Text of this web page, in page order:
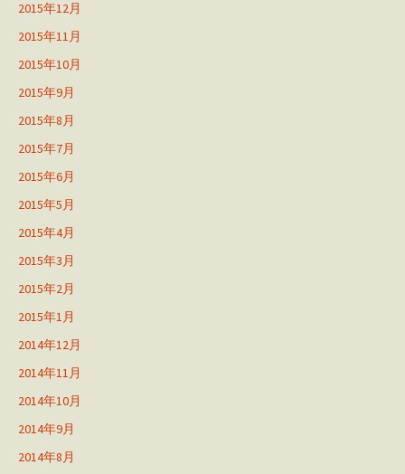
2015年12月
2015年11月
2015年10月
2015年9月
2015年8月
2015年7月
2015年6月
2015年5月
2015年4月
2015年3月
2015年2月
2015年1月
2014年12月
2014年11月
2014年10月
2014年9月
2014年8月